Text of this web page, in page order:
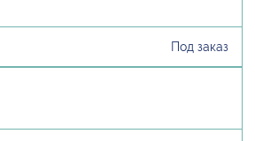
Под заказ